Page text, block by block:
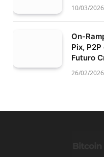
10/03/2026
On-
Pix,
Futuro
26/02/2026